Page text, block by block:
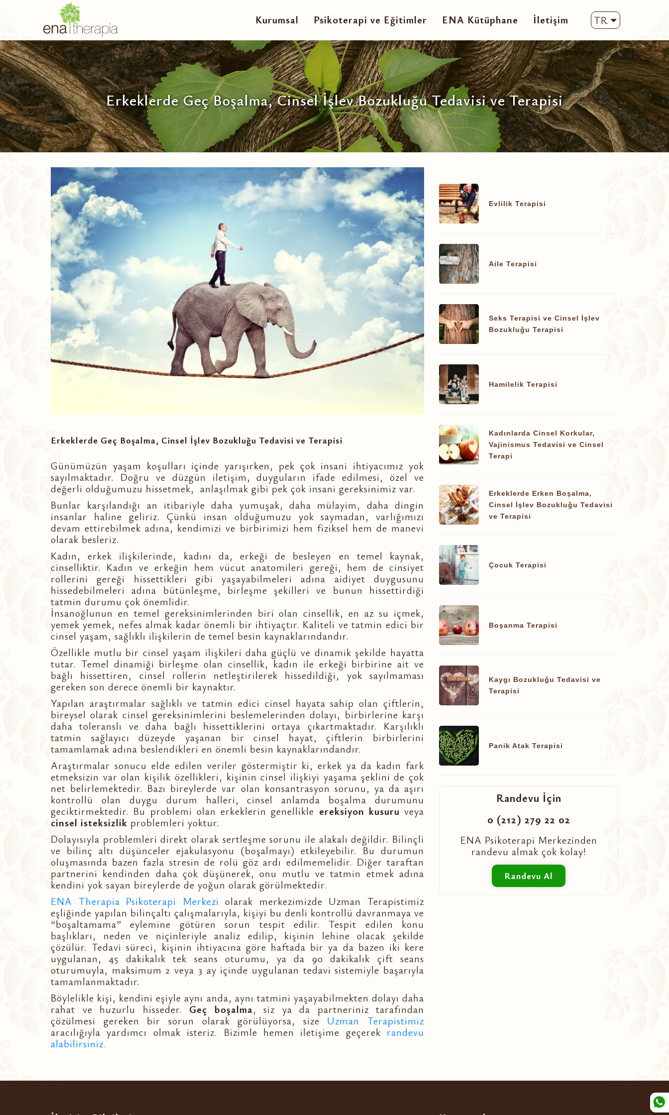
Kurumsal Psikoterapi ve Eğitimler ENA Kütüphane İletişim TR
Erkeklerde Geç Boşalma, Cinsel İşlev Bozukluğu Tedavisi ve Terapisi
Erkeklerde Geç Boşalma, Cinsel İşlev Bozukluğu Tedavisi ve Terapisi
Günümüzün yaşam koşulları içinde yarışırken, pek çok insani ihtiyacımız yok
sayılmaktadır. Doğru ve düzgün iletişim, duyguların ifade edilmesi, özel ve
değerli olduğumuzu hissetmek, anlaşılmak gibi pek çok insani gereksinimiz var.
Bunlar karşılandığı an itibariyle daha yumuşak, daha mülayim, daha dingin
insanlar haline geliriz. Çünkü insan olduğumuzu yok saymadan, varlığımızı
devam ettirebilmek adına, kendimizi ve birbirimizi hem fiziksel hem de manevi
olarak besleriz.
Kadın, erkek ilişkilerinde, kadını da, erkeği de besleyen en temel kaynak,
cinselliktir. Kadın ve erkeğin hem vücut anatomileri gereği, hem de cinsiyet
rollerini gereği hissettikleri gibi yaşayabilmeleri adına aidiyet duygusunu
hissedebilmeleri adına bütünleşme, birleşme şekilleri ve bunun hissettirdiği
tatmin durumu çok önemlidir.
İnsanoğlunun en temel gereksinimlerinden biri olan cinsellik, en az su içmek,
yemek yemek, nefes almak kadar önemli bir ihtiyaçtır. Kaliteli ve tatmin edici bir
cinsel yaşam, sağlıklı ilişkilerin de temel besin kaynaklarındandır.
Özellikle mutlu bir cinsel yaşam ilişkileri daha güçlü ve dinamik şekilde hayatta
tutar. Temel dinamiği birleşme olan cinsellik, kadın ile erkeği birbirine ait ve
bağlı hissettiren, cinsel rollerin netleştirilerek hissedildiği, yok sayılmaması
gereken son derece önemli bir kaynaktır.
Yapılan araştırmalar sağlıklı ve tatmin edici cinsel hayata sahip olan çiftlerin,
bireysel olarak cinsel gereksinimlerini beslemelerinden dolayı, birbirlerine karşı
daha toleranslı ve daha bağlı hissettiklerini ortaya çıkartmaktadır. Karşılıklı
tatmin sağlayıcı düzeyde yaşanan bir cinsel hayat, çiftlerin birbirlerini
tamamlamak adına beslendikleri en önemli besin kaynaklarındandır.
Araştırmalar sonucu elde edilen veriler göstermiştir ki, erkek ya da kadın fark
etmeksizin var olan kişilik özellikleri, kişinin cinsel ilişkiyi yaşama şeklini de çok
net belirlemektedir. Bazı bireylerde var olan konsantrasyon sorunu, ya da aşırı
kontrollü olan duygu durum halleri, cinsel anlamda boşalma durumunu
geciktirmektedir. Bu problemi olan erkeklerin genellikle ereksiyon kusuru veya
cinsel isteksizlik problemleri yoktur.
Dolayısıyla problemleri direkt olarak sertleşme sorunu ile alakalı değildir. Bilinçli
ve bilinç altı düşünceler ejakulasyonu (boşalmayı) etkileyebilir. Bu durumun
oluşmasında bazen fazla stresin de rolü göz ardı edilmemelidir. Diğer taraftan
partnerini kendinden daha çok düşünerek, onu mutlu ve tatmin etmek adına
kendini yok sayan bireylerde de yoğun olarak görülmektedir.
ENA Therapia Psikoterapi Merkezi olarak merkezimizde Uzman Terapistimiz
eşliğinde yapılan bilinçaltı çalışmalarıyla, kişiyi bu denli kontrollü davranmaya ve
“boşaltamama” eylemine götüren sorun tespit edilir. Tespit edilen konu
başlıkları, neden ve niçinleriyle analiz edilip, kişinin lehine olacak şekilde
çözülür. Tedavi süreci, kişinin ihtiyacına göre haftada bir ya da bazen iki kere
uygulanan, 45 dakikalık tek seans oturumu, ya da 90 dakikalık çift seans
oturumuyla, maksimum 2 veya 3 ay içinde uygulanan tedavi sistemiyle başarıyla
tamamlanmaktadır.
Böylelikle kişi, kendini eşiyle aynı anda, aynı tatmini yaşayabilmekten dolayı daha
rahat ve huzurlu hisseder. Geç boşalma, siz ya da partneriniz tarafından
çözülmesi gereken bir sorun olarak görülüyorsa, size Uzman Terapistimiz
aracılığıyla yardımcı olmak isteriz. Bizimle hemen iletişime geçerek randevu
alabilirsiniz.
Evlilik Terapisi
Aile Terapisi
Seks Terapisi ve Cinsel İşlev
Bozukluğu Terapisi
Hamilelik Terapisi
Kadınlarda Cinsel Korkular,
Vajinismus Tedavisi ve Cinsel
Terapi
Erkeklerde Erken Boşalma,
Cinsel İşlev Bozukluğu Tedavisi
ve Terapisi
Çocuk Terapisi
Boşanma Terapisi
Kaygı Bozukluğu Tedavisi ve
Terapisi
Panik Atak Terapisi
Randevu İçin
0 (212) 279 22 02
ENA Psikoterapi Merkezinden
randevu almak çok kolay!
Randevu Al